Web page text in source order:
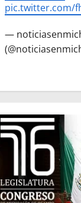
pic.twitter.com/
—